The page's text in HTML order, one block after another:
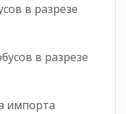
в разрезе
в разрезе
импорта